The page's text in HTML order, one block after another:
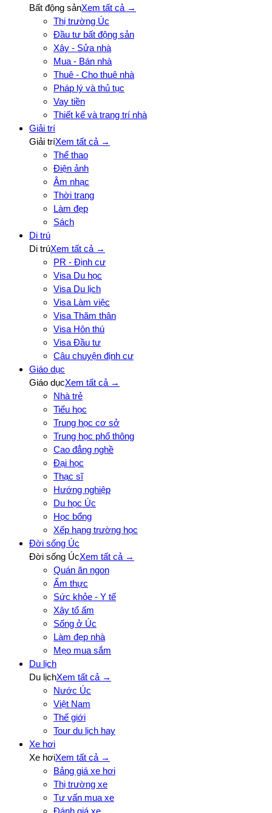
Bất động sảnXem tất cả →
Thị trường Úc
Đầu tư bất động sản
Xây - Sửa nhà
Mua - Bán nhà
Thuê - Cho thuê nhà
Pháp lý và thủ tục
Vay tiền
Thiết kế và trang trí nhà
Giải trí
Giải tríXem tất cả →
Thể thao
Điện ảnh
Âm nhạc
Thời trang
Làm đẹp
Sách
Di trú
Di trúXem tất cả →
PR - Định cư
Visa Du học
Visa Du lịch
Visa Làm việc
Visa Thăm thân
Visa Hôn thú
Visa Đầu tư
Câu chuyện định cư
Giáo dục
Giáo dụcXem tất cả →
Nhà trẻ
Tiểu học
Trung học cơ sở
Trung học phổ thông
Cao đẳng nghề
Đại học
Thạc sĩ
Hướng nghiệp
Du học Úc
Học bổng
Xếp hạng trường học
Đời sống Úc
Đời sống ÚcXem tất cả →
Quán ăn ngon
Ẩm thực
Sức khỏe - Y tế
Xây tổ ấm
Sống ở Úc
Làm đẹp nhà
Mẹo mua sắm
Du lịch
Du lịchXem tất cả →
Nước Úc
Việt Nam
Thế giới
Tour du lịch hay
Xe hơi
Xe hơiXem tất cả →
Bảng giá xe hơi
Thị trường xe
Tư vấn mua xe
Đánh giá xe